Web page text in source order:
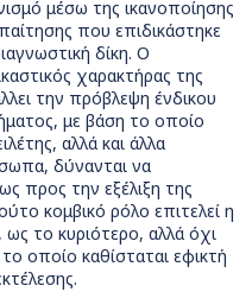
μέσω της ικανοποίησης
που επιδικάστηκε
δίκη. Ο
χαρακτήρας της
την πρόβλεψη ένδικου
με βάση το οποίο
αλλά και άλλα
δύνανται να
προς την εξέλιξη της
κομβικό ρόλο επιτελεί η
το κυριότερο, αλλά όχι
οποίο καθίσταται εφικτή